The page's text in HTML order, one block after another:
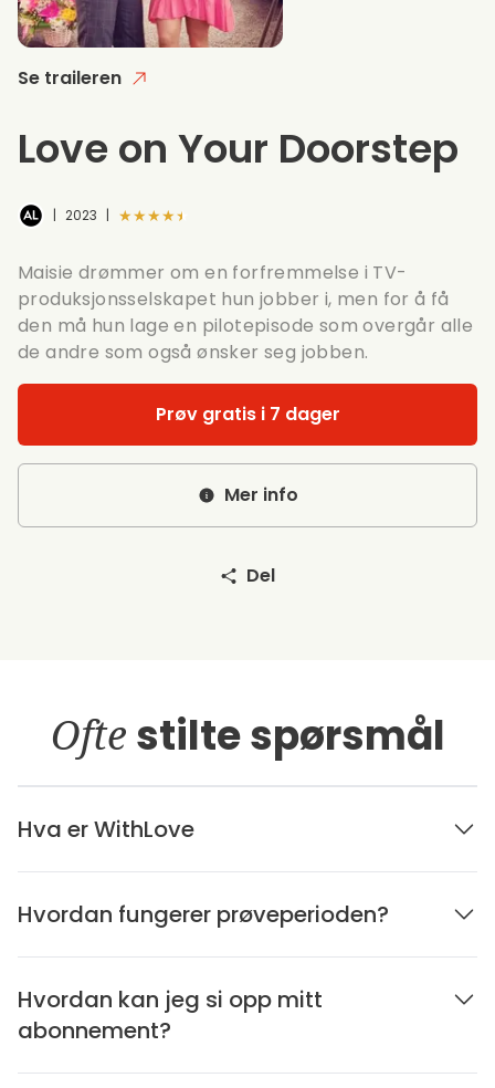
Se traileren
Love on Your Doorstep
| 2023 | ★★★★★
Maisie drømmer om en forfremmelse i TV-
produksjonsselskapet hun jobber i, men for å få
den må hun lage en pilotepisode som overgår alle
de andre som også ønsker seg jobben.
Prøv gratis i 7 dager
Mer info
Del
Ofte stilte spørsmål
Hva er WithLove
Hvordan fungerer prøveperioden?
Hvordan kan jeg si opp mitt
abonnement?